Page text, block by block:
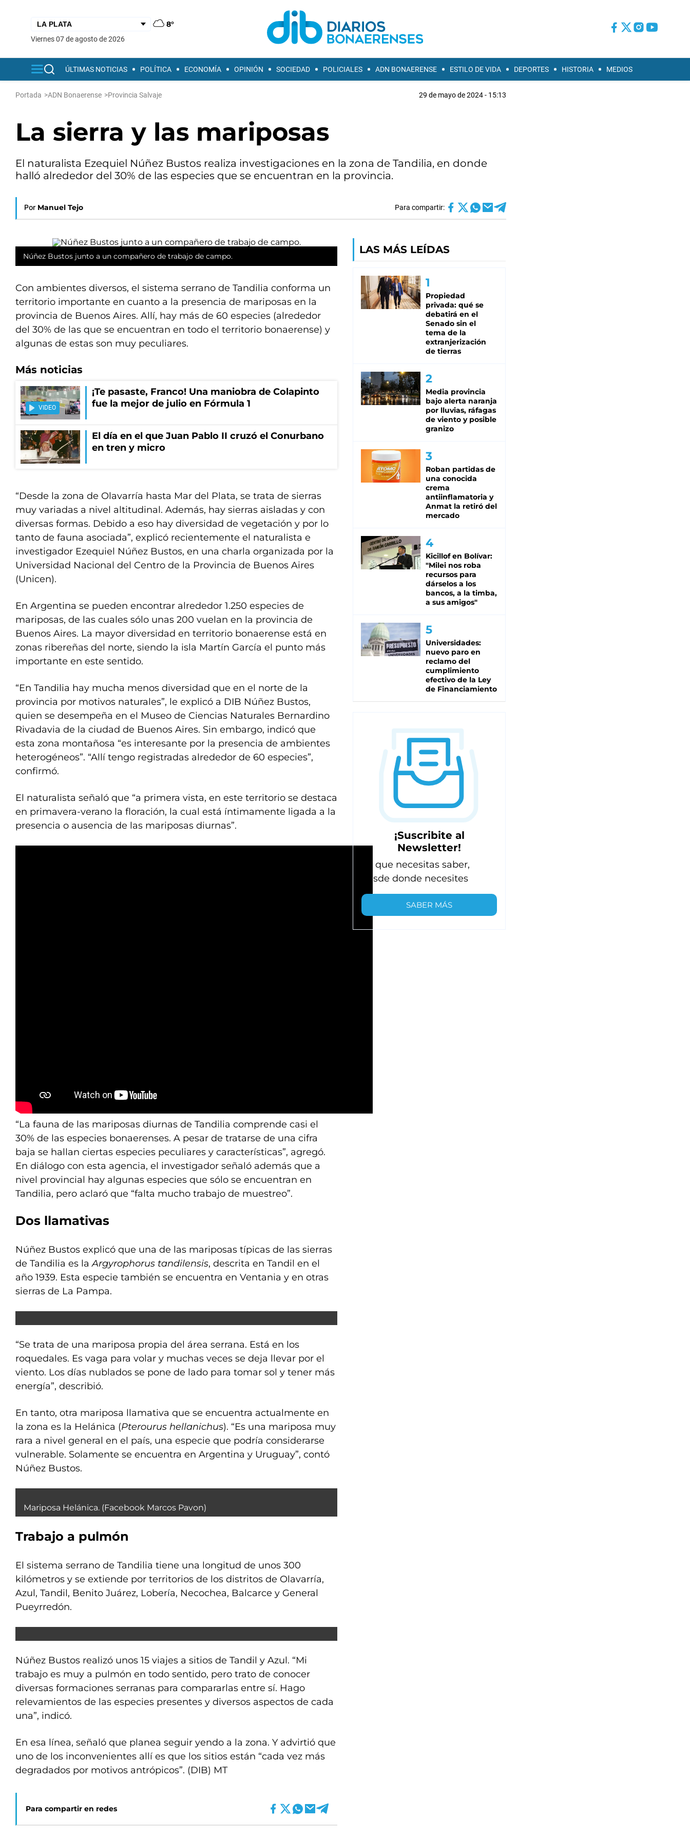
8°
viernes 07 de agosto de 2026
ÚLTIMAS NOTICIAS POLÍTICA ECONOMÍA OPINIÓN SOCIEDAD POLICIALES ADN BONAERENSE ESTILO DE VIDA DEPORTES HISTORIA MEDIOS
Portada >ADN Bonaerense >Provincia Salvaje 29 de mayo de 2024 - 15:13
La sierra y las mariposas
El naturalista Ezequiel Núñez Bustos realiza investigaciones en la zona de Tandilia, en donde
halló alrededor del 30% de las especies que se encuentran en la provincia.
Por Manuel Tejo Para compartir:
Núñez Bustos junto a un compañero de trabajo de campo.
Con ambientes diversos, el sistema serrano de Tandilia conforma un
territorio importante en cuanto a la presencia de mariposas en la
provincia de Buenos Aires. Allí, hay más de 60 especies (alrededor
del 30% de las que se encuentran en todo el territorio bonaerense) y
algunas de estas son muy peculiares.
Más noticias
VIDEO
¡Te pasaste, Franco! Una maniobra de Colapinto
fue la mejor de julio en Fórmula 1
El día en el que Juan Pablo II cruzó el Conurbano
en tren y micro
“Desde la zona de Olavarría hasta Mar del Plata, se trata de sierras
muy variadas a nivel altitudinal. Además, hay sierras aisladas y con
diversas formas. Debido a eso hay diversidad de vegetación y por lo
tanto de fauna asociada”, explicó recientemente el naturalista e
investigador Ezequiel Núñez Bustos, en una charla organizada por la
Universidad Nacional del Centro de la Provincia de Buenos Aires
(Unicen).
En Argentina se pueden encontrar alrededor 1.250 especies de
mariposas, de las cuales sólo unas 200 vuelan en la provincia de
Buenos Aires. La mayor diversidad en territorio bonaerense está en
zonas ribereñas del norte, siendo la isla Martín García el punto más
importante en este sentido.
“En Tandilia hay mucha menos diversidad que en el norte de la
provincia por motivos naturales”, le explicó a DIB Núñez Bustos,
quien se desempeña en el Museo de Ciencias Naturales Bernardino
Rivadavia de la ciudad de Buenos Aires. Sin embargo, indicó que
esta zona montañosa “es interesante por la presencia de ambientes
heterogéneos”. “Allí tengo registradas alrededor de 60 especies”,
confirmó.
El naturalista señaló que “a primera vista, en este territorio se destaca
en primavera-verano la floración, la cual está íntimamente ligada a la
presencia o ausencia de las mariposas diurnas”.
“La fauna de las mariposas diurnas de Tandilia comprende casi el
30% de las especies bonaerenses. A pesar de tratarse de una cifra
baja se hallan ciertas especies peculiares y características”, agregó.
En diálogo con esta agencia, el investigador señaló además que a
nivel provincial hay algunas especies que sólo se encuentran en
Tandilia, pero aclaró que “falta mucho trabajo de muestreo”.
Dos llamativas
Núñez Bustos explicó que una de las mariposas típicas de las sierras
de Tandilia es laArgyrophorus tandilensis, descrita en Tandil en el
año 1939. Esta especie también se encuentra en Ventania y en otras
sierras de La Pampa.
“Se trata de una mariposa propia del área serrana. Está en los
roquedales. Es vaga para volar y muchas veces se deja llevar por el
viento. Los días nublados se pone de lado para tomar sol y tener más
energía”, describió.
En tanto, otra mariposa llamativa que se encuentra actualmente en
la zona es la Helánica (Pterourus hellanichus). “Es una mariposa muy
rara a nivel general en el país, una especie que podría considerarse
vulnerable. Solamente se encuentra en Argentina y Uruguay”, contó
Núñez Bustos.
Mariposa Helánica. (Facebook Marcos Pavon)
Trabajo a pulmón
El sistema serrano de Tandilia tiene una longitud de unos 300
kilómetros y se extiende por territorios de los distritos de Olavarría,
Azul, Tandil, Benito Juárez, Lobería, Necochea, Balcarce y General
Pueyrredón.
Núñez Bustos realizó unos 15 viajes a sitios de Tandil y Azul. “Mi
trabajo es muy a pulmón en todo sentido, pero trato de conocer
diversas formaciones serranas para compararlas entre sí. Hago
relevamientos de las especies presentes y diversos aspectos de cada
una”, indicó.
En esa línea, señaló que planea seguir yendo a la zona. Y advirtió que
uno de los inconvenientes allí es que los sitios están “cada vez más
degradados por motivos antrópicos”. (DIB) MT
Para compartir en redes
LAS MÁS LEÍDAS
Propiedad
privada: qué se
debatirá en el
Senado sin el
tema de la
extranjerización
de tierras
Media provincia
bajo alerta naranja
por lluvias, ráfagas
de viento y posible
granizo
Roban partidas de
una conocida
crema
antiinflamatoria y
Anmat la retiró del
mercado
Kicillof en Bolívar:
"Milei nos roba
recursos para
dárselos a los
bancos, a la timba,
a sus amigos"
Universidades:
nuevo paro en
reclamo del
cumplimiento
efectivo de la Ley
de Financiamiento
¡Suscribite al
Newsletter!
Lo que necesitas saber,
desde donde necesites
SABER MÁS